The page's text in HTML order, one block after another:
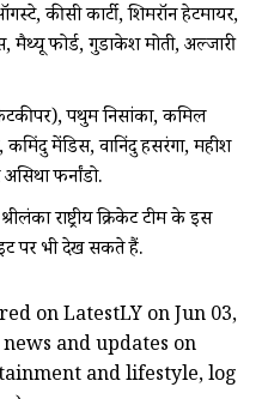
कीसी कार्टी, शिमरॉन हेटमायर,
मैथ्यू फोर्ड, गुडाकेश मोती, अल्जारी
पथुम निसांका, कमिल
मेंडिस, वानिंदु हसरंगा, महीश
फर्नांडो.
राष्ट्रीय क्रिकेट टीम के इस
पर भी देख सकते हैं.
on LatestLY on Jun 03,
and updates on
and lifestyle, log